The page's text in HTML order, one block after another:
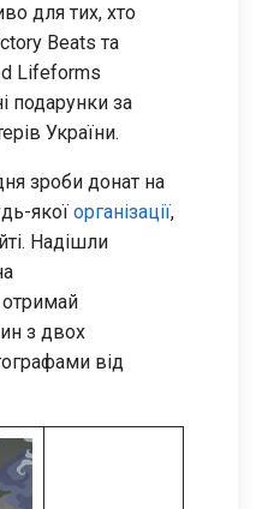
для тих, хто
Beats та
Lifeforms
подарунки за
України.
зроби донат на
якої організації,
Надішли
отримай
з двох
від